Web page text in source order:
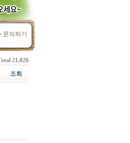
문의하기
21,026
조회